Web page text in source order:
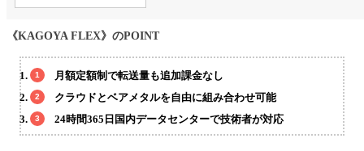
《KAGOYA FLEX》のPOINT
月額定額制で転送量も追加課金なし
クラウドとベアメタルを自由に組み合わせ可能
24時間365日国内データセンターで技術者が対応